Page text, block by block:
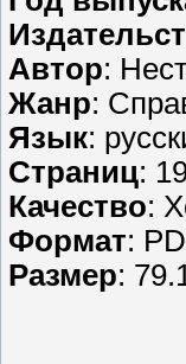
Автор:
Жанр:
Язык:
Страниц:
Качество:
Формат:
Размер: